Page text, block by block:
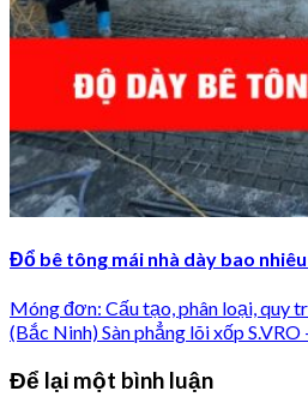
Đổ bê tông mái nhà dày bao
Móng đơn: Cấu tạo, phân loại, quy
(Bắc Ninh) Sàn phẳng lõi xốp
Để lại một bình luận